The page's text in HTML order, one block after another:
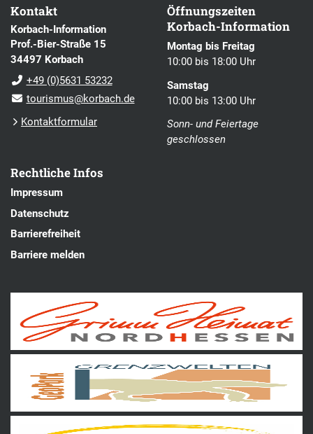
Kontakt
Korbach-Information
Prof.-Bier-Straße 15
34497 Korbach
+49 (0)5631 53232
tourismus@korbach.de
Kontaktformular
Öffnungszeiten
Korbach-Information
Montag bis Freitag
10:00 bis 18:00 Uhr
Samstag
10:00 bis 13:00 Uhr
Sonn- und Feiertage
geschlossen
Rechtliche Infos
Impressum
Datenschutz
Barrierefreiheit
Barriere melden